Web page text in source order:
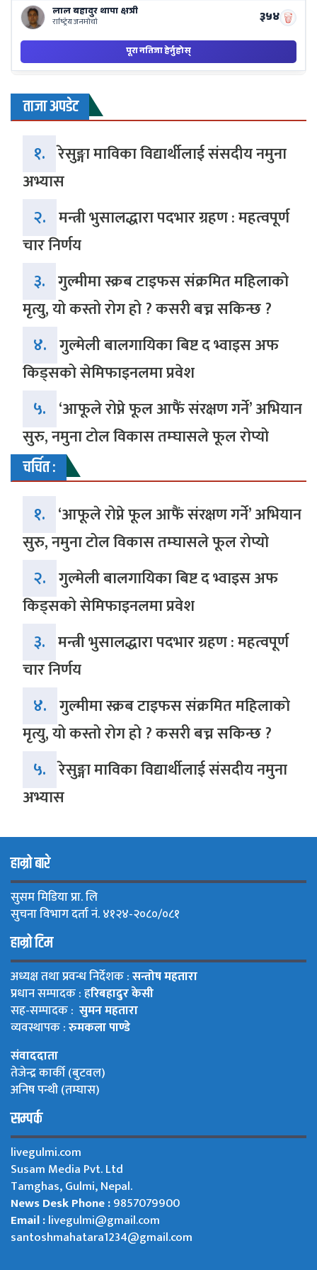
ताजा अपडेट
१. रेसुङ्गा माविका विद्यार्थीलाई संसदीय नमुना
अभ्यास
२. मन्त्री भुसालद्धारा पदभार ग्रहण : महत्वपूर्ण
चार निर्णय
३. गुल्मीमा स्क्रब टाइफस संक्रमित महिलाको
मृत्यु, यो कस्तो रोग हो ? कसरी बच्न सकिन्छ ?
४. गुल्मेली बालगायिका बिष्ट द भ्वाइस अफ
किड्सको सेमिफाइनलमा प्रवेश
५. ‘आफूले रोप्ने फूल आफैं संरक्षण गर्ने’ अभियान
सुरु, नमुना टोल विकास तम्घासले फूल रोप्यो
चर्चित :
१. ‘आफूले रोप्ने फूल आफैं संरक्षण गर्ने’ अभियान
सुरु, नमुना टोल विकास तम्घासले फूल रोप्यो
२. गुल्मेली बालगायिका बिष्ट द भ्वाइस अफ
किड्सको सेमिफाइनलमा प्रवेश
३. मन्त्री भुसालद्धारा पदभार ग्रहण : महत्वपूर्ण
चार निर्णय
४. गुल्मीमा स्क्रब टाइफस संक्रमित महिलाको
मृत्यु, यो कस्तो रोग हो ? कसरी बच्न सकिन्छ ?
५. रेसुङ्गा माविका विद्यार्थीलाई संसदीय नमुना
अभ्यास
हाम्रो बारे
सुसम मिडिया प्रा. लि
सुचना विभाग दर्ता नं. ४१२४-२०८०/०८१
हाम्रो टिम
अध्यक्ष तथा प्रवन्ध निर्देशक :सन्तोष महतारा
प्रधान सम्पादक : हरिबहादुर केसी
सह-सम्पादक : सुमन महतारा
व्यवस्थापक :रुमकला पाण्डे
संवाददाता
तेजेन्द्र कार्की (बुटवल)
अनिष पन्थी (तम्घास)
सम्पर्क
livegulmi.com
Susam Media Pvt. Ltd
Tamghas, Gulmi, Nepal.
News Desk Phone :9857079900
Email :livegulmi@gmail.com
santoshmahatara1234@gmail.com